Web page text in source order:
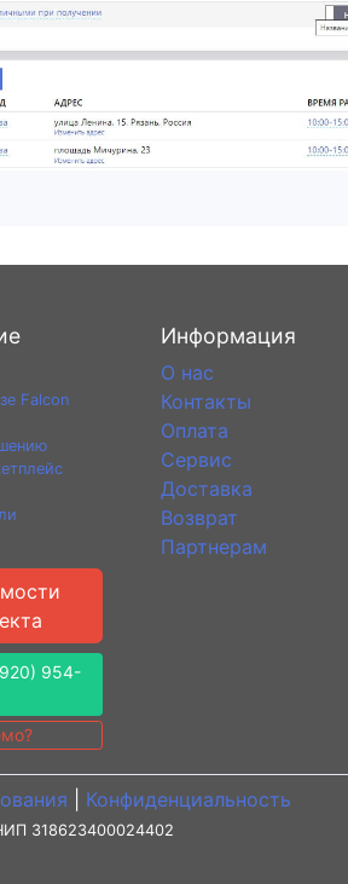
Falcon
954-
Информация
О нас
Контакты
Оплата
Сервис
Доставка
Возврат
Партнерам
Конфиденциальность
318623400024402